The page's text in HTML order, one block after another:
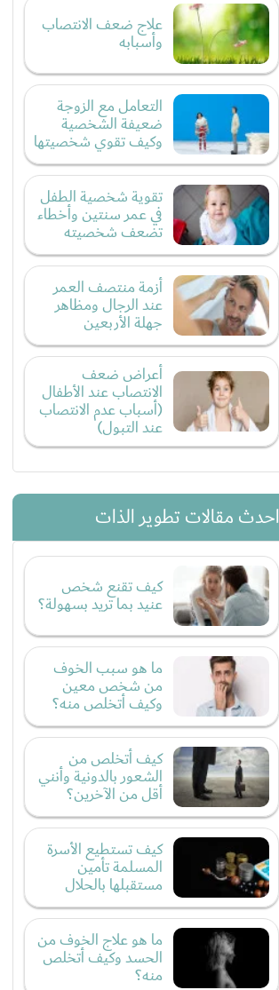
علاج ضعف الانتصاب
وأسبابه
التعامل مع الزوجة
ضعيفة الشخصية
وكيف تقوي شخصيتها
تقوية شخصية الطفل
في عمر سنتين وأخطاء
تضعف شخصيته
أزمة منتصف العمر
عند الرجال ومظاهر
جهلة الأربعين
أعراض ضعف
الانتصاب عند الأطفال
(أسباب عدم الانتصاب
عند التبول)
احدث مقالات تطوير الذات
كيف تقنع شخص
عنيد بما تريد بسهولة؟
ما هو سبب الخوف
من شخص معين
وكيف أتخلص منه؟
كيف أتخلص من
الشعور بالدونية وأنني
أقل من الآخرين؟
كيف تستطيع الأسرة
المسلمة تأمين
مستقبلها بالحلال
ما هو علاج الخوف من
الحسد وكيف أتخلص
منه؟